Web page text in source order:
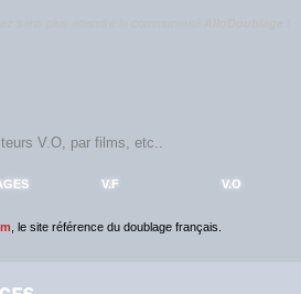
V.F V.O
, le site référence du doublage français.